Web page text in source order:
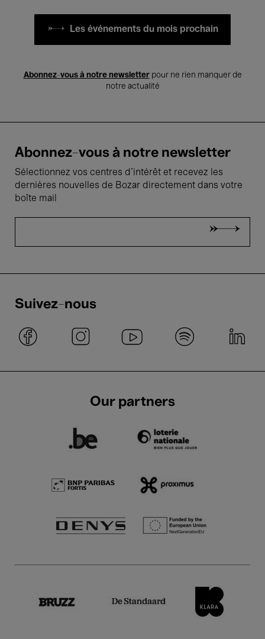
Les événements du mois prochain
Abonnez-vous à notre newsletterpour ne rien manquer de
notre actualité
Abonnez-vous à notre newsletter
Sélectionnez vos centres d'intérêt et recevez les
dernières nouvelles de Bozar directement dans votre
boîte mail
Suivez-nous
Our partners